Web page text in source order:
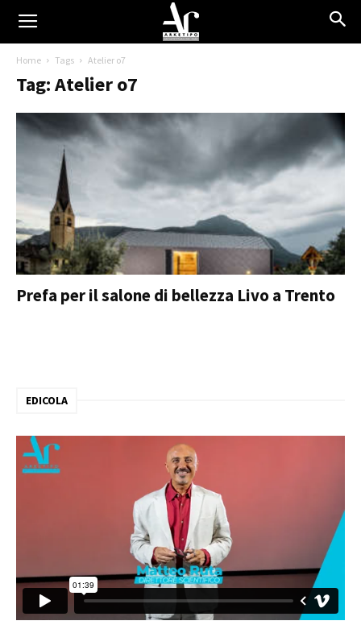
Home Tags Atelier o7
Tag: Atelier o7
Prefa per il salone di bellezza Livo a Trento
EDICOLA